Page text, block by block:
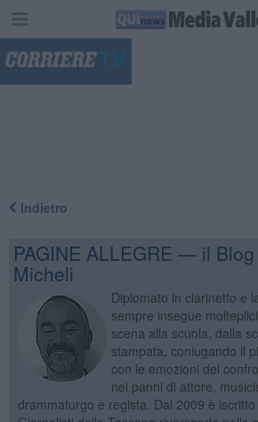
Indietro
PAGINE ALLEGRE — il
Micheli
Diplomato in clarinetto e
sempre insegue
scena alla scuola, dalla
stampata, coniugando il
con le emozioni del
nei panni di attore,
drammaturgo e regista. Dal 2009 è iscritto